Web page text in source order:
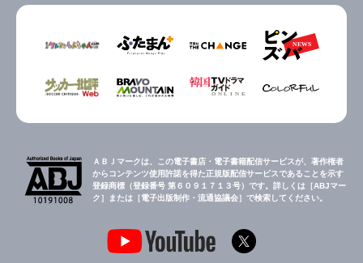
ＡＢＪマークは、この電子書店・電子書籍配信サービスが、著作権者
からコンテンツ使用許諾を得た正規版配信サービスであることを示す
登録商標（登録番号 第６０９１７１３号）です。詳しくは［ABJマー
ク］または［電子出版制作・流通協議会］で検索してください。